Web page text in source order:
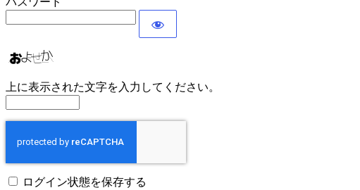
上に表示された文字を入力してください。
ログイン状態を保存する